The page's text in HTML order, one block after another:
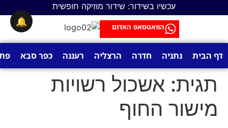
עכשיו בשידור: שידור מוזיקה חופשית
הוואטסאפ האדום
דף הבית נתניה חדרה הרצליה רעננה כפר סבא
תגית: אשכול רשויות
מישור החוף
🔔